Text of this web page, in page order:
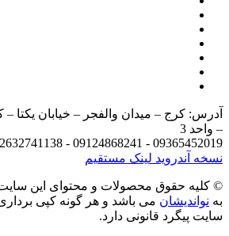
3
09365452019 - 09124868241 -
آندرویدلینک مستقیم
حقوق محصولات و محتوای اين سایت
می باشد و هر گونه کپی برداری از
پیگرد قانونی دارد.